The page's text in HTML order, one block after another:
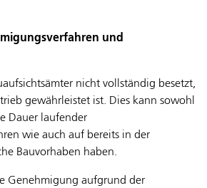
und
nicht vollständig besetzt,
gewährleistet ist. Dies kann sowohl
Dauer laufender
wie auch auf bereits in der
Bauvorhaben haben.
Genehmigung aufgrund der